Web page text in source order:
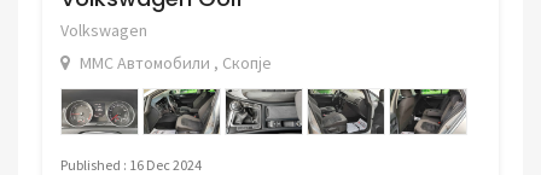
Volkswagen
ММС Автомобили , Скопје
Published : 16 Dec 2024